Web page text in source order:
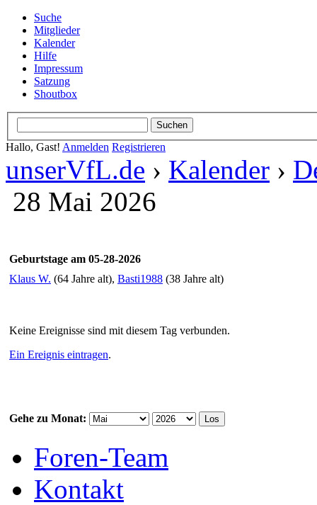
Suche
Mitglieder
Kalender
Hilfe
Impressum
Satzung
Shoutbox
Hallo, Gast! Anmelden Registrieren
unserVfL.de › Kalender ›
28 Mai 2026
Geburtstage am 05-28-2026
Klaus W. (64 Jahre alt), Basti1988 (38 Jahre alt)
Keine Ereignisse sind mit diesem Tag verbunden.
Ein Ereignis eintragen.
Gehe zu Monat:
Foren-Team
Kontakt